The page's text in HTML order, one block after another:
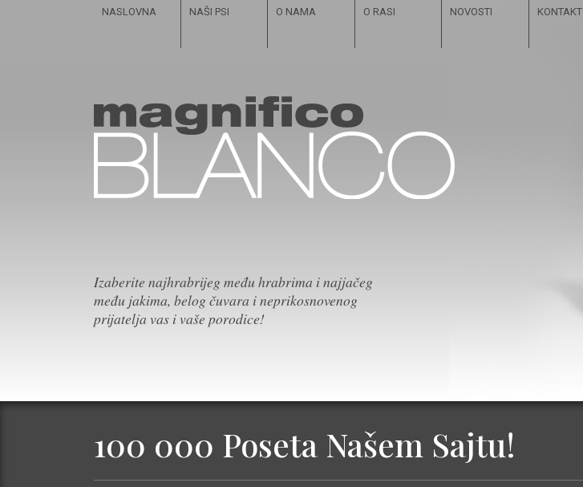
NASLOVNA NAŠI PSI O NAMA O RASI NOVOSTI KONTAKT
Izaberite najhrabrijeg među hrabrima i najjačeg
među jakima, belog čuvara i neprikosnovenog
prijatelja vas i vaše porodice!
100 000 Poseta Našem Sajtu!